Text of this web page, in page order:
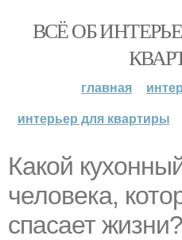
ВСЁ ОБ
главная
интерьер для квартиры
Какой
человека,
спасает жизни?